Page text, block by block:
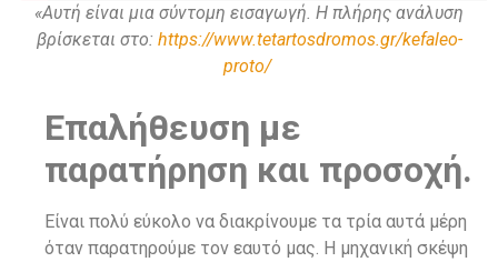
«Αυτή είναι μια σύντομη εισαγωγή. Η πλήρης ανάλυση
βρίσκεται στο: https://www.tetartosdromos.gr/kefaleo-
proto/
Επαλήθευση με
παρατήρηση και προσοχή.
Είναι πολύ εύκολο να διακρίνουμε τα τρία αυτά μέρη
όταν παρατηρούμε τον εαυτό μας. Η μηχανική σκέψη